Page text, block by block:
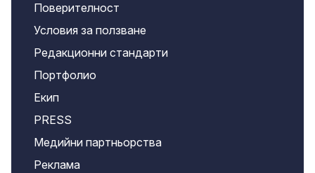
Поверителност
Условия за ползване
Редакционни стандарти
Портфолио
Екип
PRESS
Медийни партньорства
Реклама